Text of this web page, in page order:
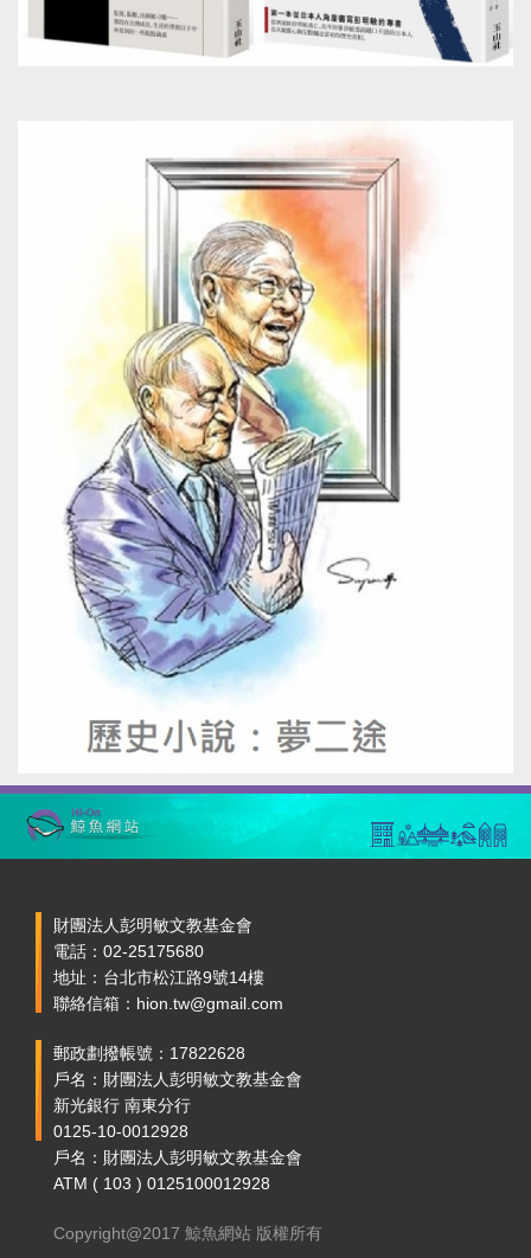
財團法人彭明敏文教基金會
電話：02-25175680
地址：台北市松江路9號14樓
聯絡信箱：hion.tw@gmail.com
郵政劃撥帳號：17822628
戶名：財團法人彭明敏文教基金會
新光銀行 南東分行
0125-10-0012928
戶名：財團法人彭明敏文教基金會
ATM ( 103 ) 0125100012928
Copyright@2017 鯨魚網站 版權所有